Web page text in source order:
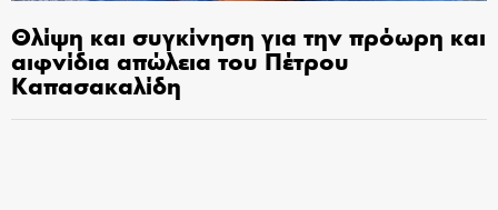
Θλίψη και συγκίνηση για την πρόωρη και
αιφνίδια απώλεια του Πέτρου
Καπασακαλίδη